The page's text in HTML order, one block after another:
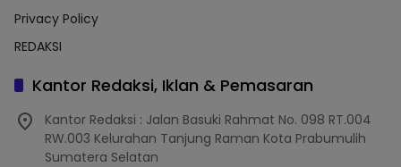
Privacy Policy
REDAKSI
Kantor Redaksi, Iklan & Pemasaran
Kantor Redaksi : Jalan Basuki Rahmat No. 098 RT.004
RW.003 Kelurahan Tanjung Raman Kota Prabumulih
Sumatera Selatan